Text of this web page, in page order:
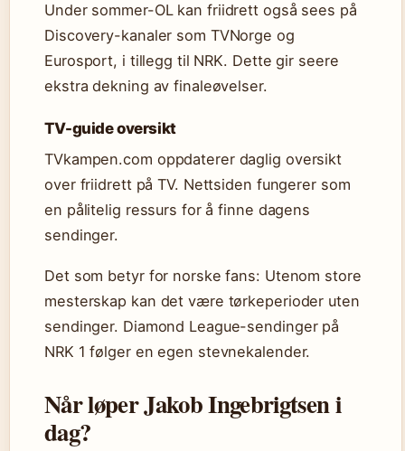
Under sommer-OL kan friidrett også sees på
Discovery-kanaler som TVNorge og
Eurosport, i tillegg til NRK. Dette gir seere
ekstra dekning av finaleøvelser.
TV-guide oversikt
TVkampen.com oppdaterer daglig oversikt
over friidrett på TV. Nettsiden fungerer som
en pålitelig ressurs for å finne dagens
sendinger.
Det som betyr for norske fans: Utenom store
mesterskap kan det være tørkeperioder uten
sendinger. Diamond League-sendinger på
NRK 1 følger en egen stevnekalender.
Når løper Jakob Ingebrigtsen i
dag?